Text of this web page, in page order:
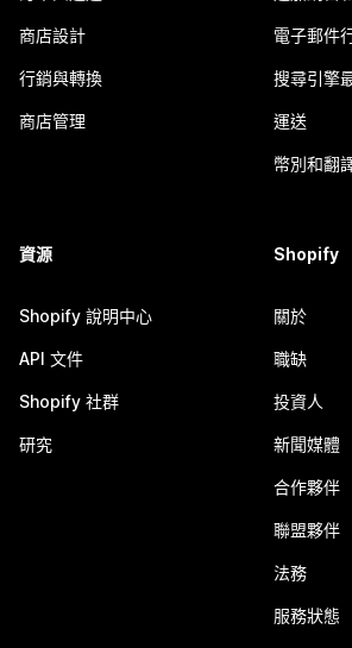
商店設計
行銷與轉換
商店管理
電子郵件
搜尋引擎
運送
幣別和翻
資源
Shopify 說明中心
API 文件
Shopify 社群
研究
Shopify
關於
職缺
投資人
新聞媒體
合作夥伴
聯盟夥伴
法務
服務狀態